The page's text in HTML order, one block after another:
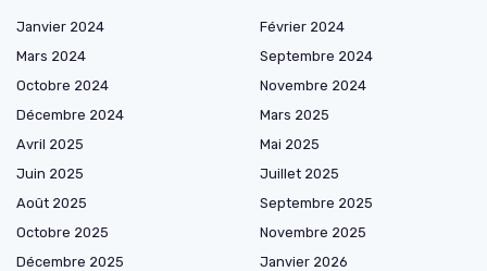
Janvier 2024
Février 2024
Mars 2024
Septembre 2024
Octobre 2024
Novembre 2024
Décembre 2024
Mars 2025
Avril 2025
Mai 2025
Juin 2025
Juillet 2025
Août 2025
Septembre 2025
Octobre 2025
Novembre 2025
Décembre 2025
Janvier 2026